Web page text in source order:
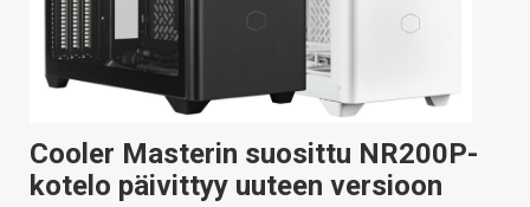
Cooler Masterin suosittu NR200P-
kotelo päivittyy uuteen versioon